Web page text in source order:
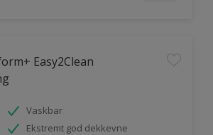
Easy2Clean
Vaskbar
Ekstremt god dekkevne